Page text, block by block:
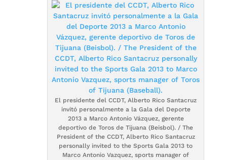
El presidente del CCDT, Alberto Rico Santacruz
invitó personalmente a la Gala del Deporte
2013 a Marco Antonio Vázquez, gerente
deportivo de Toros de Tijuana (Beisbol). / The
President of the CCDT, Alberto Rico Santacruz
personally invited to the Sports Gala 2013 to
Marco Antonio Vazquez, sports manager of